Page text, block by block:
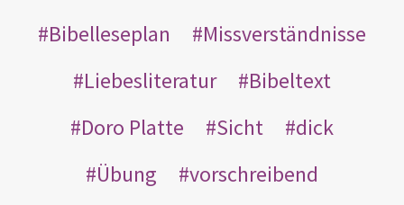
Bibelleseplan
Missverständnisse
Liebesliteratur
Bibeltext
Doro Platte
Sicht
dick
Übung
vorschreibend